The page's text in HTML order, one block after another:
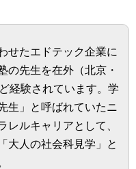
せたエドテック企業に
の先生を在外（北京・
経験されています。学
生」と呼ばれていたニ
レルキャリアとして、
大人の社会科見学」と